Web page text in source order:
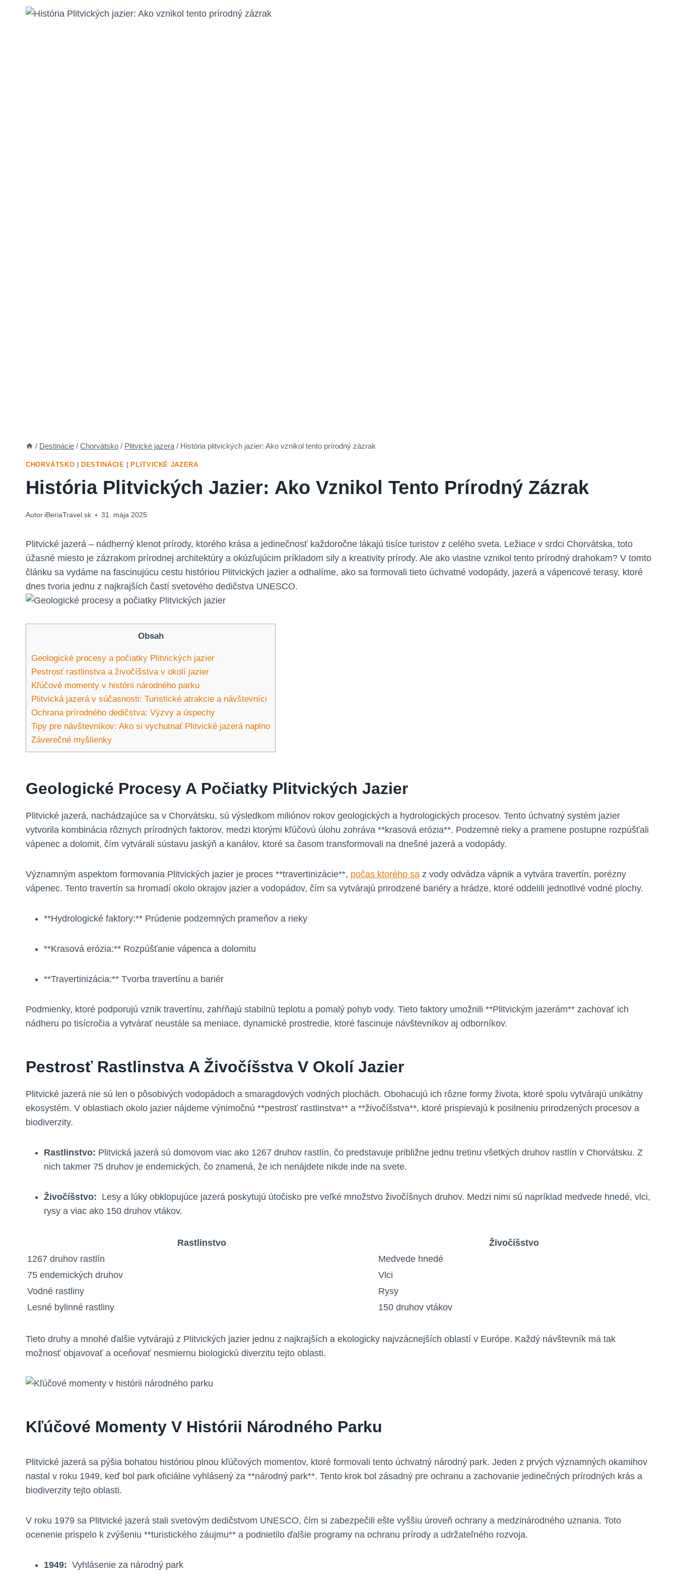
/ Destinácie / Chorvátsko / Plitvické jazera / História plitvických jazier: Ako vznikol tento prírodný zázrak
CHORVÁTSKO DESTINÁCIE PLITVICKÉ JAZERA
História Plitvických Jazier: Ako Vznikol Tento Prírodný Zázrak
Autor iBeriaTravel.sk 31. mája 2025
Plitvické jazerá – nádherný klenot⁤ prírody, ktorého⁢ krása a‍ jedinečnosť každoročne lákajú ⁣tisíce turistov z celého sveta. Ležiace v srdci Chorvátska, toto
⁢úžasné miesto je zázrakom prírodnej architektúry a okúzľujúcim príkladom⁢ sily​ a kreativity prírody. Ale ako ⁤vlastne vznikol tento prírodný drahokam? V tomto
článku sa⁤ vydáme na fascinujúcu cestu⁢ históriou Plitvických jazier a odhalíme, ako sa‍ formovali tieto⁤ úchvatné vodopády,⁤ jazerá a‍ vápencové‌ terasy, ktoré
dnes tvoria jednu⁣ z najkrajších častí svetového⁤ dedičstva UNESCO.
Obsah
Geologické procesy a⁣ počiatky Plitvických jazier
Pestrosť rastlinstva ​a živočíšstva v okolí jazier
Kľúčové momenty v histórii ​národného ⁣parku
Plitvická ‍jazerá‍ v súčasnosti: Turistické atrakcie‍ a návštevníci
Ochrana prírodného dedičstva: Výzvy a úspechy
Tipy ‌pre ⁤návštevníkov: Ako⁤ si vychutnať⁢ Plitvické jazerá naplno
Záverečné myšlienky
Geologické Procesy A⁣ Počiatky Plitvických Jazier
Plitvické jazerá, nachádzajúce sa v Chorvátsku, sú výsledkom miliónov rokov geologických a hydrologických procesov. ​Tento úchvatný systém⁤ jazier‍
vytvorila kombinácia rôznych prírodných⁤ faktorov, medzi ktorými kľúčovú úlohu zohráva **krasová erózia**. Podzemné ‍rieky ⁢a pramene postupne rozpúšťali⁢
vápenec a dolomit, čím ⁣vytvárali sústavu jaskýň a​ kanálov, ktoré ​sa ‌časom transformovali ⁤na dnešné jazerá a vodopády.
Významným aspektom formovania Plitvických jazier je proces​ **travertinizácie**, počas ktorého sa ⁤z vody ⁢odvádza⁤ vápnik a vytvára⁣ travertín, porézny
vápenec. Tento travertín sa hromadí okolo ​okrajov jazier a vodopádov, čím ⁤sa ⁣vytvárajú prirodzené bariéry a hrádze, ktoré ‌oddelili jednotlivé vodné plochy.
**Hydrologické ⁣faktory:** Prúdenie​ podzemných prameňov​ a rieky
**Krasová erózia:** Rozpúšťanie vápenca a dolomitu
**Travertinizácia:** Tvorba travertínu a bariér
Podmienky, ktoré podporujú ⁣vznik travertínu, ⁢zahŕňajú stabilnú teplotu a pomalý pohyb​ vody. Tieto faktory umožnili **Plitvickým jazerám** ‍zachovať ich
nádheru ​po‍ tisícročia ⁤a vytvárať neustále sa meniace, ​dynamické prostredie, ktoré fascinuje návštevníkov aj odborníkov.
Pestrosť Rastlinstva ​a Živočíšstva V Okolí Jazier
Plitvické ⁤jazerá ‌nie sú‌ len o pôsobivých vodopádoch a⁤ smaragdových⁣ vodných plochách. ⁢Obohacujú ich ‌rôzne formy života, ktoré spolu vytvárajú ⁣unikátny
ekosystém. V⁢ oblastiach okolo jazier nájdeme‌ výnimočnú **pestrosť rastlinstva** a **živočíšstva**,⁢ ktoré‌ prispievajú k posilneniu prirodzených procesov a
biodiverzity.
Rastlinstvo: ⁣Plitvická jazerá sú domovom viac ‌ako​ 1267 druhov rastlín, čo predstavuje približne ‌jednu ‍tretinu všetkých druhov⁣ rastlín ‍v Chorvátsku. Z
nich takmer 75 druhov je ​endemických,⁣ čo znamená, že⁤ ich nenájdete nikde inde na⁤ svete.
Živočíšstvo: ⁤ Lesy a ​lúky obklopujúce ‌jazerá ‍poskytujú útočisko pre veľké množstvo živočíšnych druhov.‌ Medzi⁢ nimi sú napríklad medvede hnedé, vlci,
rysy a viac ako 150 druhov vtákov.
Rastlinstvo
Živočíšstvo
1267‍ druhov rastlín
Medvede ‍hnedé
75 ‍endemických druhov
Vlci
Vodné rastliny
Rysy
Lesné bylinné rastliny
150 druhov‍ vtákov
Tieto druhy ​a⁣ mnohé​ ďalšie ⁣vytvárajú z Plitvických jazier jednu z‍ najkrajších a ekologicky najvzácnejších ⁤oblastí v Európe. Každý návštevník⁣ má tak⁤
možnosť objavovať a​ oceňovať nesmiernu biologickú ‍diverzitu tejto oblasti.
Kľúčové Momenty V Histórii ​národného ⁣parku
Plitvické ⁣jazerá sa pýšia bohatou históriou plnou kľúčových momentov, ktoré formovali tento úchvatný ⁣národný park. Jeden z prvých‌ významných okamihov
‍nastal ⁤v roku 1949,⁣ keď bol park‌ oficiálne vyhlásený ⁤za ⁤**národný park**. ​Tento krok bol ⁢zásadný pre‍ ochranu a‌ zachovanie jedinečných prírodných krás a⁤
biodiverzity tejto oblasti.
V roku ⁢1979 sa Plitvické jazerá stali svetovým⁣ dedičstvom UNESCO, čím ​si zabezpečili ešte vyššiu úroveň ochrany a medzinárodného uznania. Toto
‌ocenenie ​prispelo k zvýšeniu **turistického záujmu** a podnietilo⁣ ďalšie programy na ochranu prírody‍ a udržateľného rozvoja.
1949: ​ Vyhlásenie ⁣za národný park